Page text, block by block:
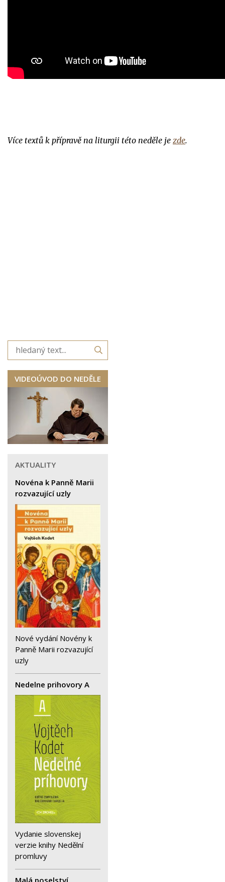
Více textů k přípravě na liturgii této neděle je zde.
VIDEOÚVOD DO NEDĚLE
AKTUALITY
Novéna k Panně Marii
rozvazující uzly
Nové vydání Novény k
Panně Marii rozvazující
uzly
Nedelne prihovory A
Vydanie slovenskej
verzie knihy Nedělní
promluvy
Malá poselství